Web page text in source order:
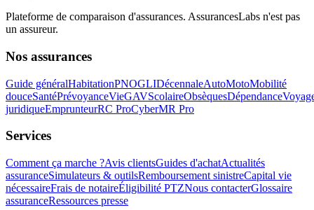
Plateforme de comparaison d'assurances. AssurancesLabs n'est pas
un assureur.
Nos assurances
Guide généralHabitationPNOGLIDécennaleAutoMotoMobilité
douceSantéPrévoyanceVieGAVScolaireObsèquesDépendance
juridiqueEmprunteurRC ProCyberMR Pro
Services
Comment ça marche ?Avis clientsGuides d'achatActualités
assuranceSimulateurs & outilsRemboursement sinistreCapital vie
nécessaireFrais de notaireÉligibilité PTZNous contacterGlossaire
assuranceRessources presse